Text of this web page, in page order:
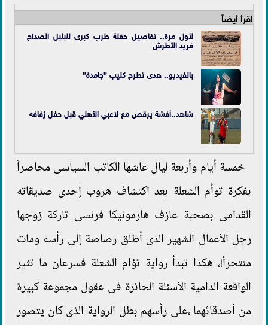
اقرأ أيضاً
لأول مرة.. تفاصيل حفلة طرب كبرى للبلبل الصداح
فريد الأطرش
بالفيديو.. هدى تطرح كليب ”جامدة”
شاهد..أفشة يرقص مع لاعبي الأهلي قبل حفل زفافه
خمسة أيام وأربعة ليال عاشها الكاتب السياسى محاصراً
بفكرة توأم الشعلة بعد اكتشاف هروب إحدى صديقاته
القدامى بصحبة عازف هارمونيكا فرنسى تاركة زوجها
رجل الأعمال الشهير الذى أطلق رصاصة إلى رأسه ومات
منتحراً!، هكذا تبدأ رواية تؤام الشعلة فسرعان ما تثير
الواقعة الدامية الأسئلة الحائرة فى عقول مجموعة كبيرة
من أصدقائهما ،على رأسهم بطل الرواية الذى كان يتصور